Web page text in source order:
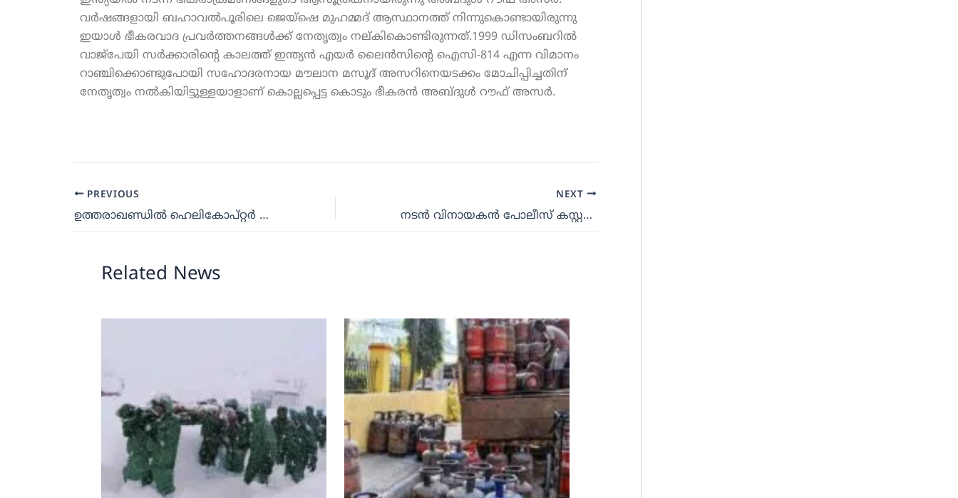
വർഷങ്ങളായി ബഹാവൽപൂരിലെ ജെയ്‌ഷെ മുഹമ്മദ് ആസ്ഥാനത്ത് നിന്നുകൊണ്ടായിരുന്നു
ഇയാൾ ഭീകരവാദ പ്രവർത്തനങ്ങൾക്ക് നേതൃത്വം നല്കികൊണ്ടിരുന്നത്.1999 ഡിസംബറിൽ
വാജ്‌പേയി സർക്കാരിന്റെ കാലത്ത് ഇന്ത്യൻ എയർ ലൈൻസിന്റെ ഐസി-814 എന്ന വിമാനം
റാഞ്ചിക്കൊണ്ടുപോയി സഹോദരനായ മൗലാന മസൂദ് അസറിനെയടക്കം മോചിപ്പിച്ചതിന്
നേതൃത്വം നൽകിയിട്ടുള്ളയാളാണ് കൊല്ലപ്പെട്ട കൊടും ഭീകരൻ അബ്ദുൾ റൗഫ് അസർ.
PREVIOUS
ഉത്തരാഖണ്ഡില്‍ ഹെലികോപ്റ്റര്‍ തകര്‍ന്നുവീണ് അപകടം ; അഞ്ച് മരണം
NEXT
നടൻ വിനായകൻ പോലീസ് കസ്റ്റഡിയിൽ
Related News